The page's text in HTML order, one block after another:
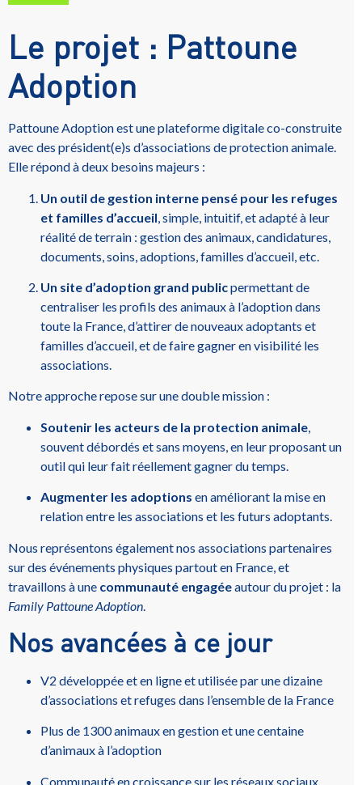
Le projet : Pattoune
Adoption
Pattoune Adoption est une plateforme digitale co-construite
avec des président(e)s d’associations de protection animale.
Elle répond à deux besoins majeurs :
Un outil de gestion interne pensé pour les refuges
et familles d’accueil , simple, intuitif, et adapté à leur
réalité de terrain : gestion des animaux, candidatures,
documents, soins, adoptions, familles d’accueil, etc.
Un site d’adoption grand publicpermettant de
centraliser les profils des animaux à l’adoption dans
toute la France, d’attirer de nouveaux adoptants et
familles d’accueil, et de faire gagner en visibilité les
associations.
Notre approche repose sur une double mission :
Soutenir les acteurs de la protection animale,
souvent débordés et sans moyens, en leur proposant un
outil qui leur fait réellement gagner du temps.
Augmenter les adoptions en améliorant la mise en
relation entre les associations et les futurs adoptants.
Nous représentons également nos associations partenaires
sur des événements physiques partout en France, et
travaillons à une communauté engagéeautour du projet : la
Family Pattoune Adoption
Nos avancées à ce jour
V2 développée et en ligne et utilisée par une dizaine
d’associations et refuges dans l’ensemble de la France
Plus de 1300 animaux en gestion et une centaine
d’animaux à l’adoption
Communauté en croissance sur les réseaux sociaux